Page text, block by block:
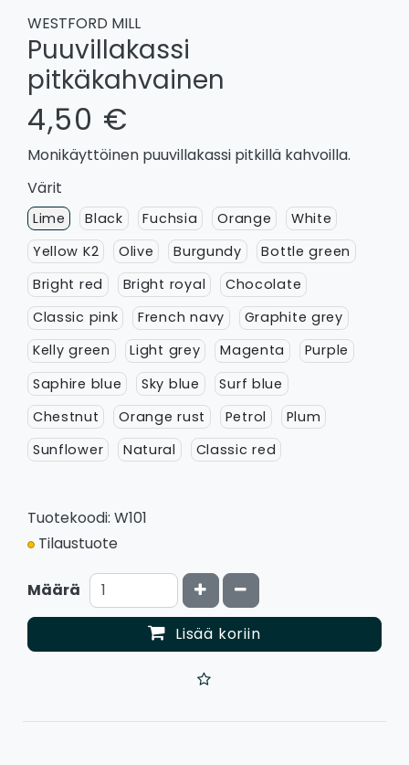
WESTFORD MILL
Puuvillakassi
pitkäkahvainen
4,50 €
Monikäyttöinen puuvillakassi pitkillä kahvoilla.
Värit
Lime Black Fuchsia Orange
White
Yellow K2
Olive Burgundy
Bottle green
Bright red
Bright royal
Chocolate
Classic pink
French navy
Graphite grey
Kelly green
Light grey Magenta
Purple
Saphire blue
Sky blue
Surf blue
Chestnut
Orange rust Petrol
Plum
Sunflower
Natural Classic red
Tuotekoodi: W101
Tilaustuote
Määrä Kasvata määrää
Vähennä määrää
Lisää koriin